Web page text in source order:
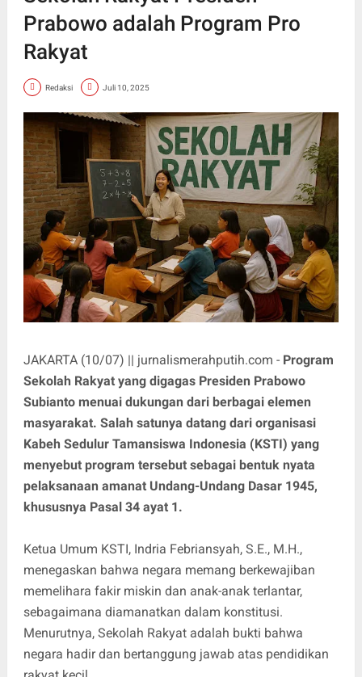
Prabowo adalah Program Pro
Rakyat
Redaksi Juli 10, 2025
JAKARTA (10/07) || jurnalismerahputih.com - Program
Sekolah Rakyat yang digagas Presiden Prabowo
Subianto menuai dukungan dari berbagai elemen
masyarakat. Salah satunya datang dari organisasi
Kabeh Sedulur Tamansiswa Indonesia (KSTI) yang
menyebut program tersebut sebagai bentuk nyata
pelaksanaan amanat Undang-Undang Dasar 1945,
khususnya Pasal 34 ayat 1.
Ketua Umum KSTI, Indria Febriansyah, S.E., M.H.,
menegaskan bahwa negara memang berkewajiban
memelihara fakir miskin dan anak-anak terlantar,
sebagaimana diamanatkan dalam konstitusi.
Menurutnya, Sekolah Rakyat adalah bukti bahwa
negara hadir dan bertanggung jawab atas pendidikan